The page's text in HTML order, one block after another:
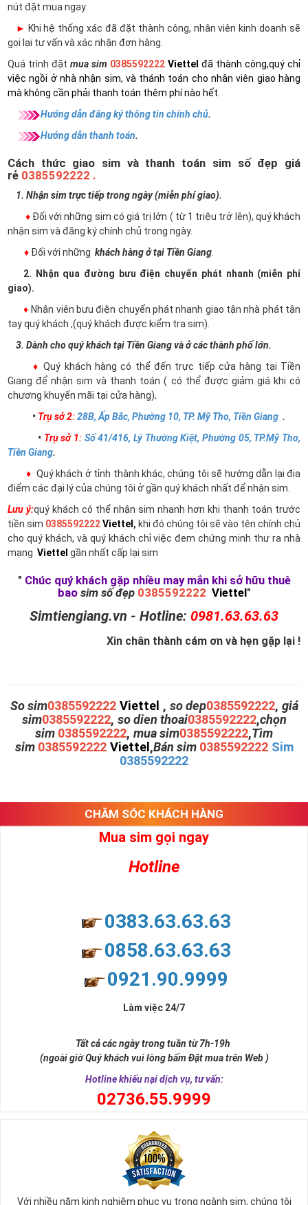
nút đặt mua ngay
► Khi hệ thống xác đã đặt thành công, nhân viên kinh doanh sẽ
gọi lại tư vấn và xác nhận đơn hàng.
Quá trình đặt mua sim 0385592222 Viettel đã thành công,quý chỉ
việc ngồi ở nhà nhận sim, và thánh toán cho nhân viên giao hàng
mà không cần phải thanh toán thêm phí nào hết.
Hướng dẫn đăng ký thông tin chính chủ.
Hướng dẫn thanh toán.
Cách thức giao sim và thanh toán sim số đẹp giá
rẻ 0385592222 .
1. Nhận sim trực tiếp trong ngày (miễn phí giao).
♦ Đối với những sim có giá trị lớn ( từ 1 triệu trở lên), quý khách
nhận sim và đăng ký chính chủ trong ngày.
♦ Đối với những khách hàng ở tại Tiền Giang
2. Nhận qua đường bưu điện chuyển phát nhanh (miễn phí
giao).
♦ Nhân viên bưu điện chuyển phát nhanh giao tận nhà phát tận
tay quý khách ,(quý khách được kiểm tra sim).
3. Dành cho quý khách tại Tiền Giang và ở các thành phố lớn.
♦ Quý khách hàng có thể đến trực tiếp cửa hàng tại Tiền
Giang để nhận sim và thanh toán ( có thể được giảm giá khi có
chương khuyến mãi tại cửa hàng).
• Trụ sở 2:28B, Ấp Bắc, Phường 10, TP. Mỹ Tho, Tiền Giang .
• Trụ sở 1: Số 41/416, Lý Thường Kiệt, Phường 05, TP.Mỹ Tho,
Tiền Giang.
♦ Quý khách ở tỉnh thành khác, chúng tôi sẽ hướng dẫn lại địa
điểm các đại lý của chúng tôi ở gần quý khách nhất để nhận sim.
Lưu ý:quý khách có thể nhận sim nhanh hơn khi thanh toán trước
tiền sim 0385592222Viettel , khi đó chúng tôi sẽ vào tên chính chủ
cho quý khách, và quý khách chỉ việc đem chứng minh thư ra nhà
mạng Viettel gần nhất cấp lại sim
" Chúc quý khách gặp nhiều may mắn khi sở hữu thuê
bao sim số đẹp 0385592222 Viettel"
Simtiengiang.vn - Hotline: 0981.63.63.63
Xin chân thành cám ơn và hẹn gặp lại !
So sim0385592222 Viettel , so dep0385592222, giá
sim0385592222, so dien thoai0385592222,chọn
sim 0385592222, mua sim0385592222,Tìm
sim 0385592222 Viettel,Bán sim 0385592222 Sim
0385592222
CHĂM SÓC KHÁCH HÀNG
Mua sim gọi ngay
Hotline
0383.63.63.63
0858.63.63.63
0921.90.9999
Làm việc 24/7
Tất cả các ngày trong tuần từ 7h-19h
(ngoài giờ Quý khách vui lòng bấm Đặt mua trên Web )
Hotline khiếu nại dịch vụ, tư vấn:
02736.55.9999
Với nhiều năm kinh nghiệm phục vụ trong ngành sim, chúng tôi